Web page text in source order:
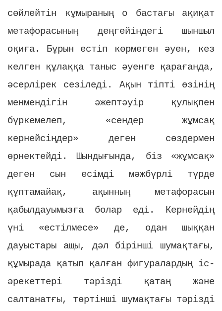
сөйлейтін кұмыраның о бастағы ақиқат
метафорасының деңгейіндегі шыншыл
оқиға. Бұрын естіп көрмеген әуен, кез
келген құлаққа таныс әуенге қарағанда,
әсерлірек сезіледі. Ақын тіпті өзінің
менмендігін әжептәуір қулықпен
бүркемелеп, «сендер жұмсақ
кернейсіңдер» деген сөздермен
өрнектейді. Шындығында, біз «жұмсақ»
деген сын есімді мәжбүрлі түрде
құптамайақ, ақынның метафорасын
қабылдауымызға болар еді. Кернейдің
үні «естілмесе» де, одан шыққан
дауыстары ащы, дәл бірінші шумақтағы,
құмырада қатып қалған фигуралардың іс-
әрекеттері тәрізді қатаң және
салтанатғы, төртінші шумақтағы тәрізді